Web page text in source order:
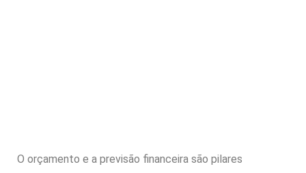
O orçamento e a previsão financeira são pilares